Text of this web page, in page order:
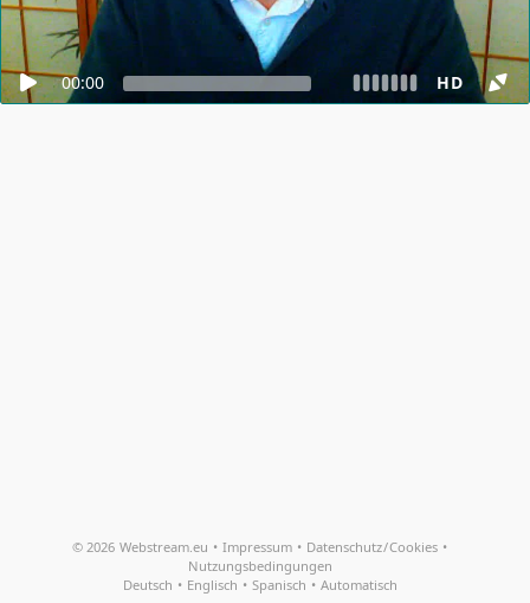
00:00 HD
© 2026 Webstream.eu • Impressum • Datenschutz/Cookies •
Nutzungsbedingungen
Deutsch • Englisch • Spanisch • Automatisch